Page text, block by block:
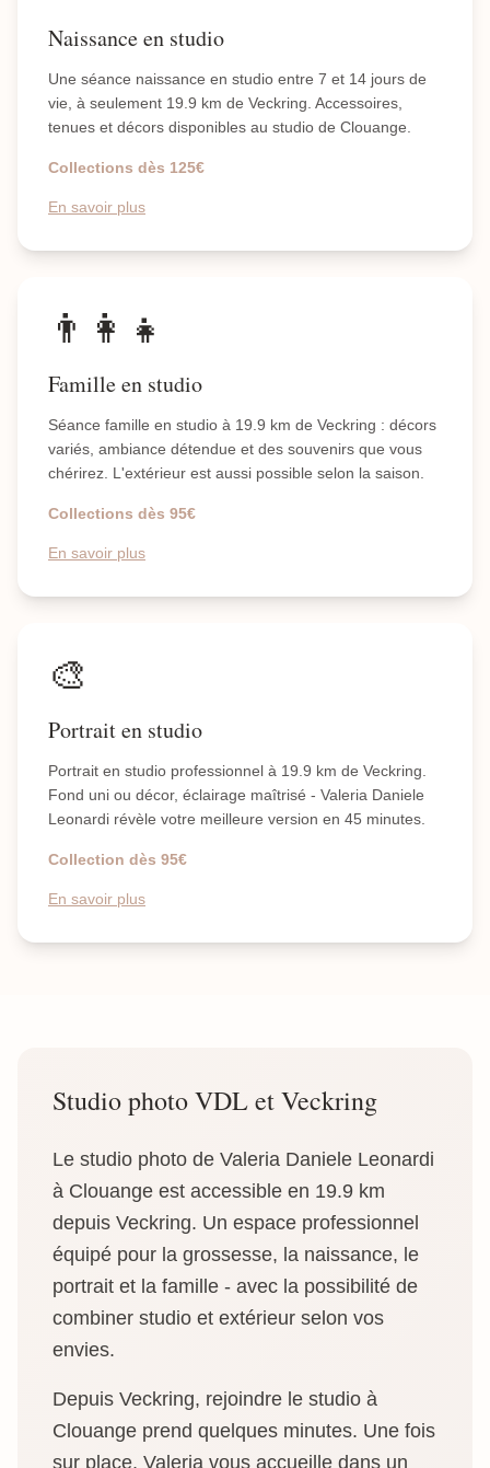
Naissance en studio
Une séance naissance en studio entre 7 et 14 jours de
vie, à seulement 19.9 km de Veckring. Accessoires,
tenues et décors disponibles au studio de Clouange.
Collections dès 125€
En savoir plus
👨‍👩‍👧
Famille en studio
Séance famille en studio à 19.9 km de Veckring : décors
variés, ambiance détendue et des souvenirs que vous
chérirez. L'extérieur est aussi possible selon la saison.
Collections dès 95€
En savoir plus
🎨
Portrait en studio
Portrait en studio professionnel à 19.9 km de Veckring.
Fond uni ou décor, éclairage maîtrisé - Valeria Daniele
Leonardi révèle votre meilleure version en 45 minutes.
Collection dès 95€
En savoir plus
Studio photo VDL et Veckring
Le studio photo de Valeria Daniele Leonardi
à Clouange est accessible en 19.9 km
depuis Veckring. Un espace professionnel
équipé pour la grossesse, la naissance, le
portrait et la famille - avec la possibilité de
combiner studio et extérieur selon vos
envies.
Depuis Veckring, rejoindre le studio à
Clouange prend quelques minutes. Une fois
sur place, Valeria vous accueille dans un